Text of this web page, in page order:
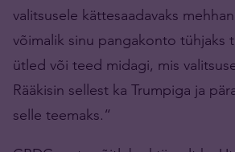
valitsusele kättesaadavaks
võimalik sinu pangakonto tühjaks
ütled või teed midagi, mis
Rääkisin sellest ka Trumpiga ja
selle teemaks.“